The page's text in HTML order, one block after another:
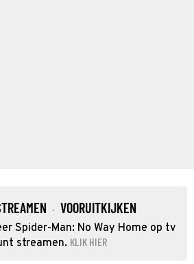
· VOORUITKIJKEN
Spider-Man: No Way Home op tv
streamen. KLIK HIER